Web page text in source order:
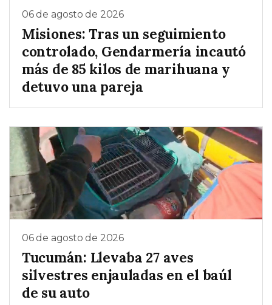
06 de agosto de 2026
Misiones: Tras un seguimiento
controlado, Gendarmería incautó
más de 85 kilos de marihuana y
detuvo una pareja
06 de agosto de 2026
Tucumán: Llevaba 27 aves
silvestres enjauladas en el baúl
de su auto